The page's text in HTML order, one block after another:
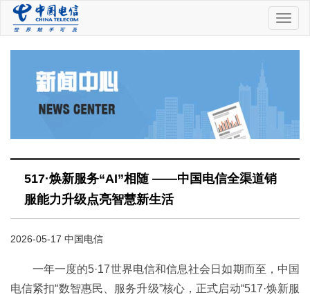
中
国
517·焕新服务“AI”相随 ——中国电信全渠道销
服能力升级点亮智慧新生活
2026-05-17 中国电信
一年一度的5·17世界电信和信息社会日如期而至，中国
电信紧扣“数智惠民、服务升级”核心，正式启动“517·焕新服